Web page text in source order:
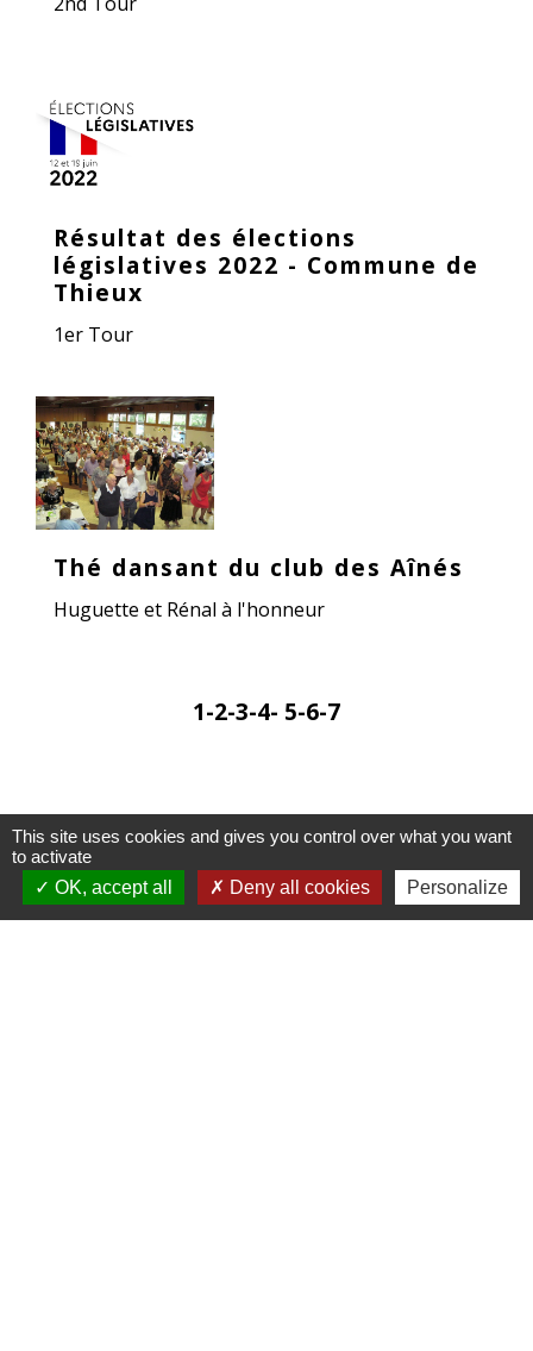
Résultat des élections
législatives 2022 - Commune de
Thieux
1er Tour
Thé dansant du club des Aînés
Huguette et Rénal à l'honneur
1-2-3-4- 5-6-7
Contactez votre mairie
Commune de Thieux
This site uses cookies and gives you control over what you want
to activate
OK, accept all
Deny all cookies Personalize